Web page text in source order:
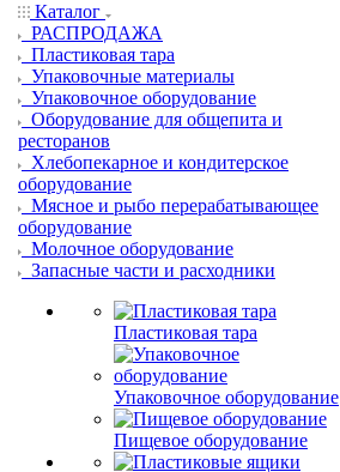
Каталог
РАСПРОДАЖА
Пластиковая тара
Упаковочные материалы
Упаковочное оборудование
Оборудование для общепита и
ресторанов
Хлебопекарное и кондитерское
оборудование
Мясное и рыбо перерабатывающее
оборудование
Молочное оборудование
Запасные части и расходники
Пластиковая тара
Упаковочное оборудование
Пищевое оборудование